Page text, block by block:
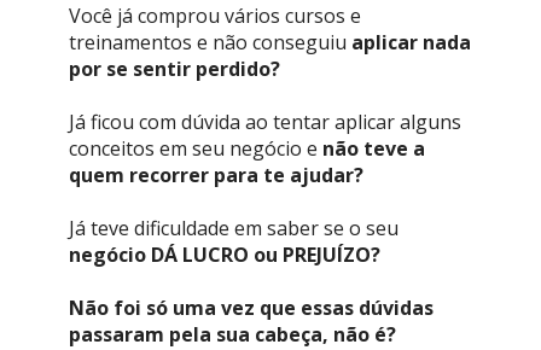
Você já comprou vários cursos e
treinamentos e não conseguiu aplicar nada
por se sentir perdido?
Já ficou com dúvida ao tentar aplicar alguns
conceitos em seu negócio e não teve a
quem recorrer para te ajudar?
negócio DÁ LUCRO ou PREJUÍZO?
Não foi só uma vez que essas dúvidas
passaram pela sua cabeça, não é?